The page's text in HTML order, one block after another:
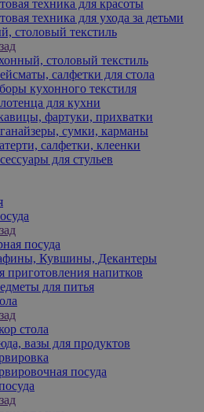
техника для красоты
техника для ухода за детьми
столовый текстиль
столовый текстиль
салфетки для стола
кухонного текстиля
для кухни
фартуки, прихватки
сумки, карманы
салфетки, клеенки
для стульев
посуда
Кувшины, Декантеры
приготовления напитков
для питья
стола
вазы для продуктов
посуда